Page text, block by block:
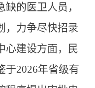
的医卫人员，
，力争尽快招录
心建设方面，民
于2026年省级有